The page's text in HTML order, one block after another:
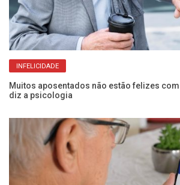
INFELICIDADE
Muitos aposentados não estão felizes
diz a psicologia